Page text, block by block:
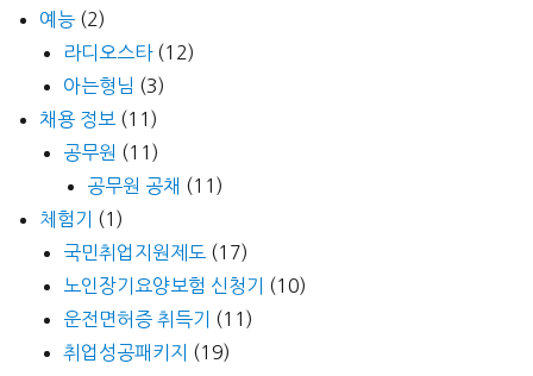
예능 (2)
라디오스타(12)
아는형님 (3)
채용 정보 (11)
공무원 (11)
공무원 공채 (11)
체험기
(1)
국민취업지원제도 (17)
노인장기요양보험 신청기
(10)
운전면허증 취득기
(11)
취업성공패키지
(19)